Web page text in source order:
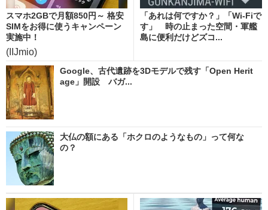
スマホ2GBで月額850円～ 格安
SIMをお得に使うキャンペーン
実施中！
(IIJmio)
「あれは何ですか？」「Wi-Fiで
す」 時の止まった空間・軍艦
島に便利だけどズコ...
Google、古代遺跡を3Dモデルで残す「Open Herit
age」開設 バガ...
大仏の額にある「ホクロのようなもの」って何な
の？